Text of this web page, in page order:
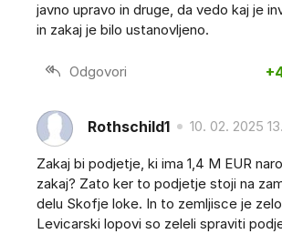
javno upravo in druge, da vedo kaj je
in zakaj je bilo ustanovljeno.
Odgovori
Rothschild1 10. 02. 2025
Zakaj bi podjetje, ki ima 1,4 M EUR
zakaj? Zato ker to podjetje stoji na
delu Skofje loke. In to zemljisce je
Levicarski lopovi so zeleli spraviti